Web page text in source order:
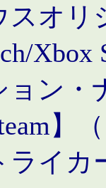
スオリ
ョン・
】
イカ